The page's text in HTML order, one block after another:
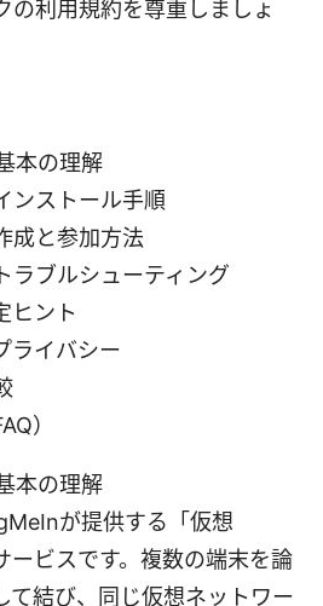
の利用規約を尊重しましょ
本の理解
ンストール手順
成と参加方法
ラブルシューティング
ヒント
ライバシー
）
本の理解
が提供する「仮想
ービスです。複数の端末を論
て結び、同じ仮想ネットワー